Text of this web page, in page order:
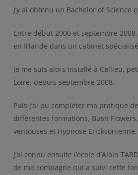
J’y ai obtenu un Bachelor of Science
Entre début 2006 et septembre
en Irlande dans un cabinet
Je me suis alors installé à Cellieu,
Loire, depuis septembre 2008.
Puis j’ai pu compléter ma pratique
différentes formations, Bush
ventouses et Hypnose Ericksonienne.
J’ai connu ensuite l’école d’Alain
de ma compagne qui a suivi cette